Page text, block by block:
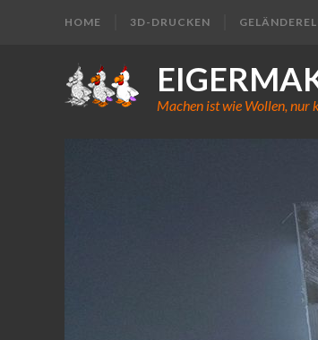
HOME 3D-DRUCKEN
Machen ist wie Wollen, nur